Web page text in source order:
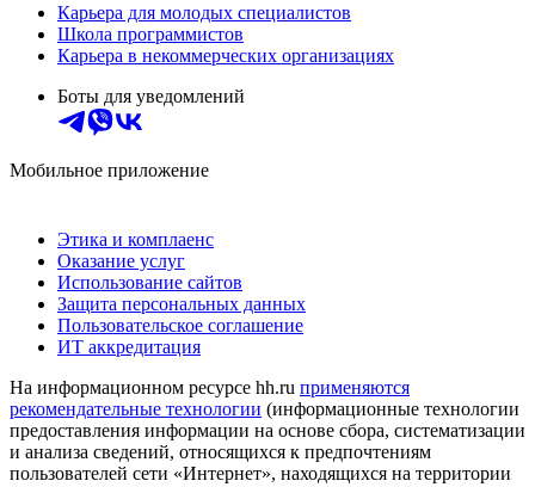
Карьера для молодых специалистов
Школа программистов
Карьера в некоммерческих организациях
Боты для уведомлений
Мобильное приложение
Этика и комплаенс
Оказание услуг
Использование сайтов
Защита персональных данных
Пользовательское соглашение
ИТ аккредитация
На информационном ресурсе hh.ru применяются
рекомендательные технологии (информационные технологии
предоставления информации на основе сбора, систематизации
и анализа сведений, относящихся к предпочтениям
пользователей сети «Интернет», находящихся на территории